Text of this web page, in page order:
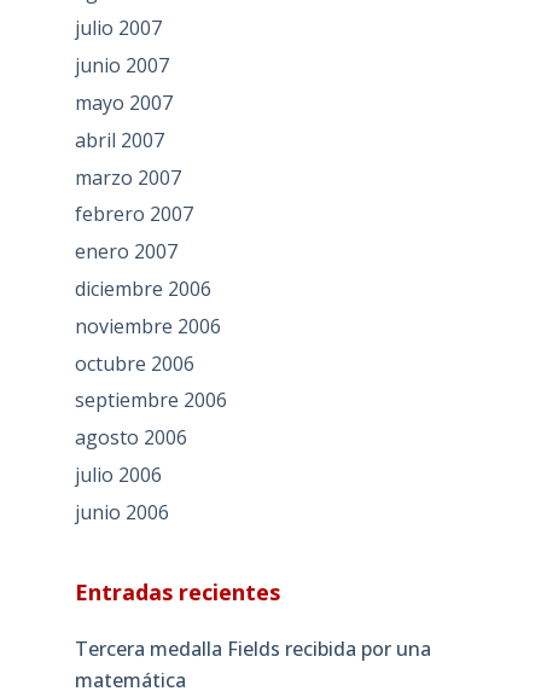
julio 2007
junio 2007
mayo 2007
abril 2007
marzo 2007
febrero 2007
enero 2007
diciembre 2006
noviembre 2006
octubre 2006
septiembre 2006
agosto 2006
julio 2006
junio 2006
Entradas recientes
Tercera medalla Fields recibida por una
matemática